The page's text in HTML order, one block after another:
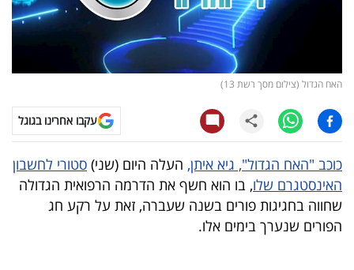
קריפטו
ויראלי
טלוויזיה
עסקי
ספורט
האח הגדול (צילום מסך רשת 13)
עקבו אחרינו בגוגל
כוכב "האח הגדול", גיא איתן, העלה היום (שני) סטורי לחשבון
האינסטגרם שלו, בו הוא חשף את הדרמה הרפואית הגדולה
שחווה בחגיגות פורים בשנה שעברה, זאת על רקע חג
הפורים שנערך בימים אלו.